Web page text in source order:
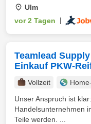
Ulm
vor 2 Tagen
Teamlead
Einkauf PKW-
Vollzeit
Unser Anspruch ist
Handelsunternehmen
Teile werden. ...